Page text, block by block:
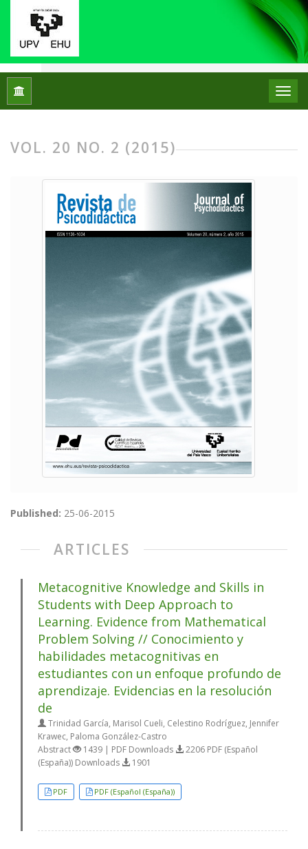
Home
VOL. 20 NO. 2 (2015)
Published: 25-06-2015
ARTICLES
Metacognitive Knowledge and Skills in
Students with Deep Approach to
Learning. Evidence from Mathematical
Problem Solving // Conocimiento y
habilidades metacognitivas en
estudiantes con un enfoque profundo de
aprendizaje. Evidencias en la resolución
de
Trinidad García, Marisol Cueli, Celestino Rodríguez, Jennifer
Krawec, Paloma González-Castro
Abstract
1439 | PDF Downloads
2206 PDF (Español
(España)) Downloads
1901
PDF PDF (Español (España))